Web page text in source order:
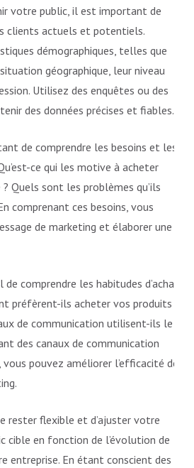
votre public, il est important de
clients actuels et potentiels.
démographiques, telles que
géographique, leur niveau
Utilisez des enquêtes ou des
des données précises et fiables.
de comprendre les besoins et les
ce qui les motive à acheter
Quels sont les problèmes qu’ils
comprenant ces besoins, vous
de marketing et élaborer une
comprendre les habitudes d’achat
préfèrent-ils acheter vos produits
de communication utilisent-ils le
des canaux de communication
pouvez améliorer l’efficacité de
rester flexible et d’ajuster votre
cible en fonction de l’évolution de
entreprise. En étant conscient des